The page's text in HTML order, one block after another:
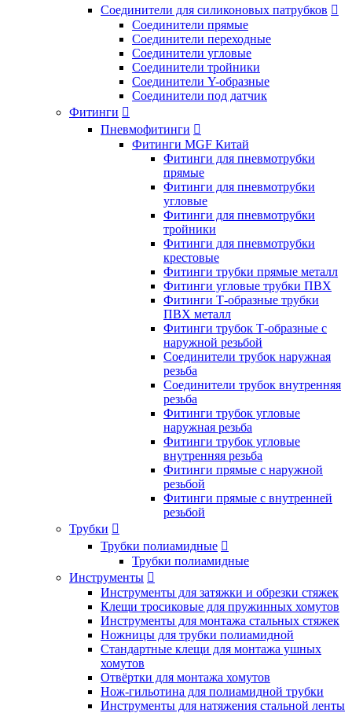
Соединители для силиконовых патрубков 
Соединители прямые
Соединители переходные
Соединители угловые
Соединители тройники
Соединители Y-образные
Соединители под датчик
Фитинги 
Пневмофитинги 
Фитинги MGF Китай
Фитинги для пневмотрубки
прямые
Фитинги для пневмотрубки
угловые
Фитинги для пневмотрубки
тройники
Фитинги для пневмотрубки
крестовые
Фитинги трубки прямые металл
Фитинги угловые трубки ПВХ
Фитинги Т-образные трубки
ПВХ металл
Фитинги трубок Т-образные с
наружной резьбой
Соединители трубок наружная
резьба
Соединители трубок внутренняя
резьба
Фитинги трубок угловые
наружная резьба
Фитинги трубок угловые
внутренняя резьба
Фитинги прямые с наружной
резьбой
Фитинги прямые с внутренней
резьбой
Трубки 
Трубки полиамидные 
Трубки полиамидные
Инструменты 
Инструменты для затяжки и обрезки стяжек
Клещи тросиковые для пружинных хомутов
Инструменты для монтажа стальных стяжек
Ножницы для трубки полиамидной
Стандартные клещи для монтажа ушных
хомутов
Отвёртки для монтажа хомутов
Нож-гильотина для полиамидной трубки
Инструменты для натяжения стальной ленты